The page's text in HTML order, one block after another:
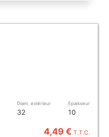
Diam. extérieur
32
Epaisseur
10
4,49 €T.T.C.